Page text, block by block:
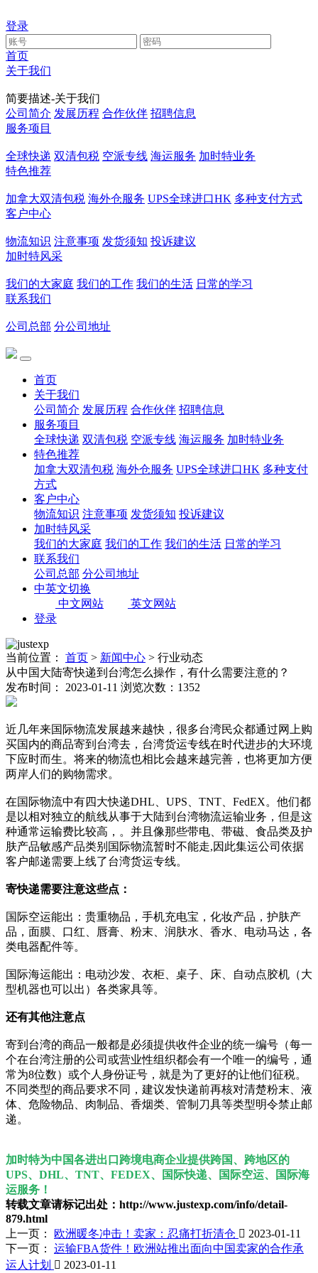
登录
首页
关于我们
简要描述-关于我们
公司简介 发展历程 合作伙伴 招聘信息
服务项目
全球快递 双清包税 空派专线 海运服务 加时特业务
特色推荐
加拿大双清包税 海外仓服务 UPS全球进口HK 多种支付方式
客户中心
物流知识 注意事项 发货须知 投诉建议
加时特风采
我们的大家庭 我们的工作 我们的生活 日常的学习
联系我们
公司总部 分公司地址
首页
关于我们
公司简介 发展历程 合作伙伴 招聘信息
服务项目
全球快递 双清包税 空派专线 海运服务 加时特业务
特色推荐
加拿大双清包税 海外仓服务 UPS全球进口HK 多种支付
方式
客户中心
物流知识 注意事项 发货须知 投诉建议
加时特风采
我们的大家庭 我们的工作 我们的生活 日常的学习
联系我们
公司总部 分公司地址
中英文切换
中文网站
英文网站
登录
当前位置： 首页 > 新闻中心 > 行业动态
从中国大陆寄快递到台湾怎么操作，有什么需要注意的？
发布时间： 2023-01-11 浏览次数：1352
近几年来国际物流发展越来越快，很多台湾民众都通过网上购
买国内的商品寄到台湾去，台湾货运专线在时代进步的大环境
下应时而生。将来的物流也相比会越来越完善，也将更加方便
两岸人们的购物需求。
在国际物流中有四大快递DHL、UPS、TNT、FedEX。他们都
是以相对独立的航线从事于大陆到台湾物流运输业务，但是这
种通常运输费比较高，。并且像那些带电、带磁、食品类及护
肤产品敏感产品类别国际物流暂时不能走,因此集运公司依据
客户邮递需要上线了台湾货运专线。
寄快递需要注意这些点：
国际空运能出：贵重物品，手机充电宝，化妆产品，护肤产
品，面膜、口红、唇膏、粉末、润肤水、香水、电动马达，各
类电器配件等。
国际海运能出：电动沙发、衣柜、桌子、床、自动点胶机（大
型机器也可以出）各类家具等。
还有其他注意点
寄到台湾的商品一般都是必须提供收件企业的统一编号（每一
个在台湾注册的公司或营业性组织都会有一个唯一的编号，通
常为8位数）或个人身份证号，就是为了更好的让他们征税。
不同类型的商品要求不同，建议发快递前再核对清楚粉末、液
体、危险物品、肉制品、香烟类、管制刀具等类型明令禁止邮
递。
加时特为中国各进出口跨境电商企业提供跨国、跨地区的
UPS、DHL、TNT、FEDEX、国际快递、国际空运、国际海
运服务！
转载文章请标记出处：http://www.justexp.com/info/detail-
879.html
上一页： 欧洲暖冬冲击！卖家：忍痛打折清仓  2023-01-11
下一页： 运输FBA货件！欧洲站推出面向中国卖家的合作承
运人计划  2023-01-11